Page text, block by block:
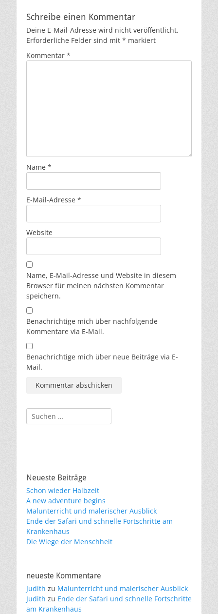
Schreibe einen Kommentar
Deine E-Mail-Adresse wird nicht veröffentlicht.
Erforderliche Felder sind mit * markiert
Kommentar *
Name *
E-Mail-Adresse *
Website
Name, E-Mail-Adresse und Website in diesem
Browser für meinen nächsten Kommentar
speichern.
Benachrichtige mich über nachfolgende
Kommentare via E-Mail.
Benachrichtige mich über neue Beiträge via E-
Mail.
Suchen
nach:
Neueste Beiträge
Schon wieder Halbzeit
A new adventure begins
Malunterricht und malerischer Ausblick
Ende der Safari und schnelle Fortschritte am
Krankenhaus
Die Wiege der Menschheit
neueste Kommentare
Judith zu Malunterricht und malerischer Ausblick
Judith zu Ende der Safari und schnelle Fortschritte
am Krankenhaus